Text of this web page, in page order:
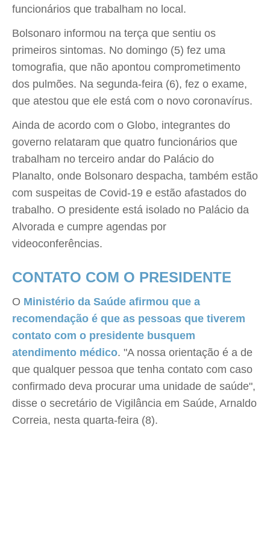
funcionários que trabalham no local.
Bolsonaro informou na terça que sentiu os
primeiros sintomas. No domingo (5) fez uma
tomografia, que não apontou comprometimento
dos pulmões. Na segunda-feira (6), fez o exame,
que atestou que ele está com o novo coronavírus.
Ainda de acordo com o Globo, integrantes do
governo relataram que quatro funcionários que
trabalham no terceiro andar do Palácio do
Planalto, onde Bolsonaro despacha, também estão
com suspeitas de Covid-19 e estão afastados do
trabalho. O presidente está isolado no Palácio da
Alvorada e cumpre agendas por
videoconferências.
CONTATO COM O PRESIDENTE
O Ministério da Saúde afirmou que a
recomendação é que as pessoas que tiverem
contato com o presidente busquem
atendimento médico. "A nossa orientação é a de
que qualquer pessoa que tenha contato com caso
confirmado deva procurar uma unidade de saúde",
disse o secretário de Vigilância em Saúde, Arnaldo
Correia, nesta quarta-feira (8).